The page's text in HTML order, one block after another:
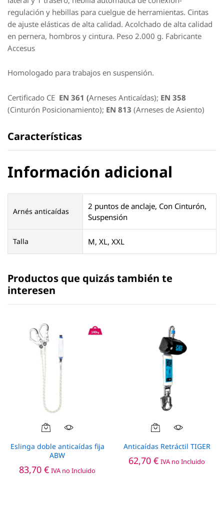
regulación y hebillas para cuelgue de herramientas. Cintas
de ajuste elásticas de alta calidad. Acolchado de alta calidad
en pernera, hombros y cintura. Peso 2.000 g. Fabricante
Accesus
Homologado para trabajos en suspensión.
Certificado CE EN 361 (Arneses Anticaídas); EN 358
(Cinturón Posicionamiento); EN 813 (Arneses de Asiento)
Características
Información adicional
Arnés anticaídas
2 puntos de anclaje, Con Cinturón,
Suspensión
Talla M, XL, XXL
Productos que quizás también te
interesen
Eslinga doble anticaídas fija
ABW
83,70 € IVA no Incluido
Anticaídas Retráctil TIGER
62,70 € IVA no Incluido